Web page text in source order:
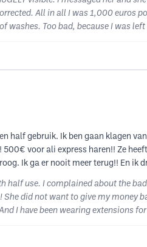
All in all I was 1,000 euros
washes. Too bad, because I was
half gebruik. Ik ben gaan klagen
voor ali express haren!! Ze
Ik ga er nooit meer terug!! En ik
use. I complained about the
did not want to give my money
I have been wearing extensions